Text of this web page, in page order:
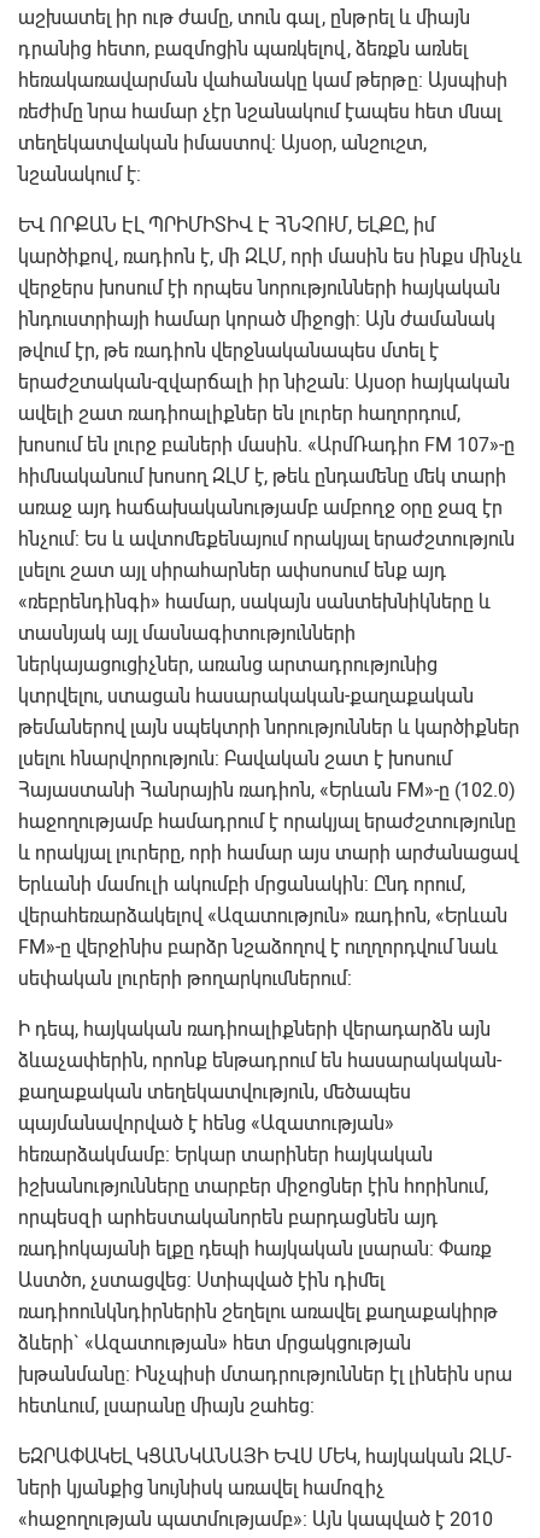
աշխատել իր ութ ժամը, տուն գալ, ընթրել և միայն
դրանից հետո, բազմոցին պառկելով, ձեռքն առնել
հեռակառավարման վահանակը կամ թերթը: Այսպիսի
ռեժիմը նրա համար չէր նշանակում էապես հետ մնալ
տեղեկատվական իմաստով: Այսօր, անշուշտ,
նշանակում է:
ԵՎ ՈՐՔԱՆ ԷԼ ՊՐԻՄԻՏԻՎ Է ՀՆՉՈՒՄ, ԵԼՔԸ, իմ
կարծիքով, ռադիոն է, մի ԶԼՄ, որի մասին ես ինքս մինչև
վերջերս խոսում էի որպես նորությունների հայկական
ինդուստրիայի համար կորած միջոցի: Այն ժամանակ
թվում էր, թե ռադիոն վերջնականապես մտել է
երաժշտական-զվարճալի իր նիշան: Այսօր հայկական
ավելի շատ ռադիոալիքներ են լուրեր հաղորդում,
խոսում են լուրջ բաների մասին. «ԱրմՌադիո FM 107»-ը
հիմնականում խոսող ԶԼՄ է, թեև ընդամենը մեկ տարի
առաջ այդ հաճախականությամբ ամբողջ օրը ջազ էր
հնչում: Ես և ավտոմեքենայում որակյալ երաժշտություն
լսելու շատ այլ սիրահարներ ափսոսում ենք այդ
«ռեբրենդինգի» համար, սակայն սանտեխնիկները և
տասնյակ այլ մասնագիտությունների
ներկայացուցիչներ, առանց արտադրությունից
կտրվելու, ստացան հասարակական-քաղաքական
թեմաներով լայն սպեկտրի նորություններ և կարծիքներ
լսելու հնարվորություն: Բավական շատ է խոսում
Հայաստանի Հանրային ռադիոն, «Երևան FM»-ը (102.0)
հաջողությամբ համադրում է որակյալ երաժշտությունը
և որակյալ լուրերը, որի համար այս տարի արժանացավ
Երևանի մամուլի ակումբի մրցանակին: Ընդ որում,
վերահեռարձակելով «Ազատություն» ռադիոն, «Երևան
FM»-ը վերջինիս բարձր նշաձողով է ուղղորդվում նաև
սեփական լուրերի թողարկումներում:
Ի դեպ, հայկական ռադիոալիքների վերադարձն այն
ձևաչափերին, որոնք ենթադրում են հասարակական-
քաղաքական տեղեկատվություն, մեծապես
պայմանավորված է հենց «Ազատության»
հեռարձակմամբ: Երկար տարիներ հայկական
իշխանությունները տարբեր միջոցներ էին հորինում,
որպեսզի արհեստականորեն բարդացնեն այդ
ռադիոկայանի ելքը դեպի հայկական լսարան: Փառք
Աստծո, չստացվեց: Ստիպված էին դիմել
ռադիոունկնդիրներին շեղելու առավել քաղաքակիրթ
ձևերի` «Ազատության» հետ մրցակցության
խթանմանը: Ինչպիսի մտադրություններ էլ լինեին սրա
հետևում, լսարանը միայն շահեց:
ԵԶՐԱՓԱԿԵԼ ԿՑԱՆԿԱՆԱՅԻ ԵՎՍ ՄԵԿ, հայկական ԶԼՄ-
ների կյանքից նույնիսկ առավել համոզիչ
«հաջողության պատմությամբ»: Այն կապված է 2010